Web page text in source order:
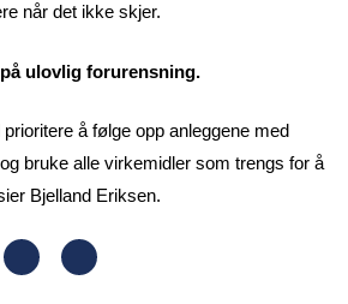
når det ikke skjer.
ulovlig forurensning.
å følge opp anleggene med
bruke alle virkemidler som trengs for å
Bjelland Eriksen.